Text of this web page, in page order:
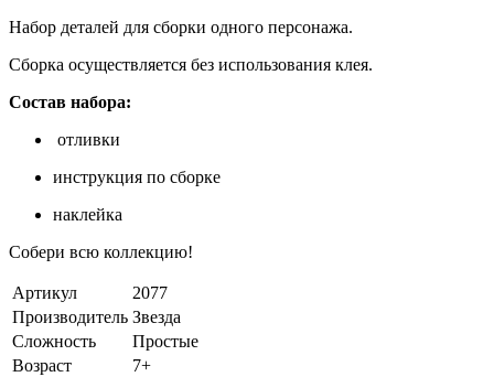
Набор деталей для сборки одного персонажа.
Сборка осуществляется без использования клея.
Состав набора:
отливки
инструкция по сборке
наклейка
Собери всю коллекцию!
Артикул
2077
Производитель Звезда
Сложность
Простые
Возраст
7+